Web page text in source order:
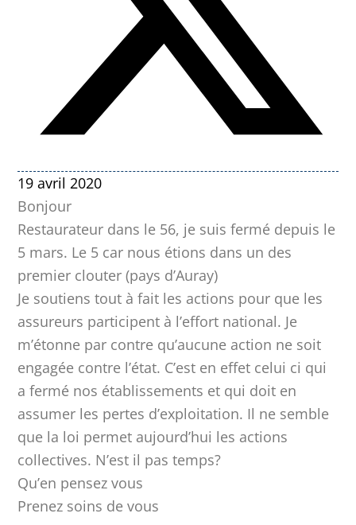
19 avril 2020
Bonjour
Restaurateur dans le 56, je suis fermé depuis le
5 mars. Le 5 car nous étions dans un des
premier clouter (pays d’Auray)
Je soutiens tout à fait les actions pour que les
assureurs participent à l’effort national. Je
m’étonne par contre qu’aucune action ne soit
engagée contre l’état. C’est en effet celui ci qui
a fermé nos établissements et qui doit en
assumer les pertes d’exploitation. Il ne semble
que la loi permet aujourd’hui les actions
collectives. N’est il pas temps?
Qu’en pensez vous
Prenez soins de vous